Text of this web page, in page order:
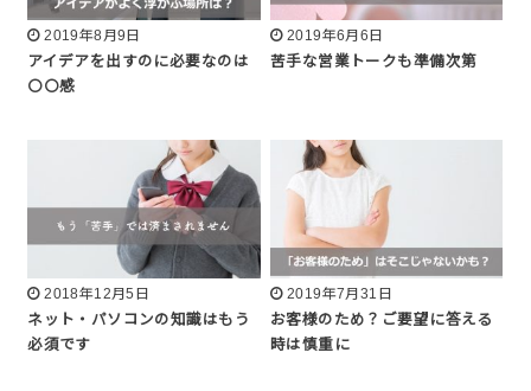
2019年8月9日
アイデアを出すのに必要なのは
〇〇感
2019年6月6日
苦手な営業トークも準備次第
2018年12月5日
ネット・パソコンの知識はもう
必須です
2019年7月31日
お客様のため？ご要望に答える
時は慎重に